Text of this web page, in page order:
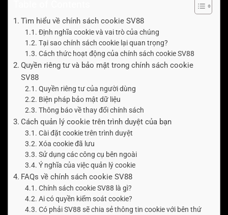
Tìm hiểu về chính sách cookie SV88
Định nghĩa cookie và vai trò của chúng
Tại sao chính sách cookie lại quan trọng?
Cách thức hoạt động của chính sách cookie SV88
Quyền riêng tư và bảo mật trong chính sách cookie
SV88
Quyền riêng tư của người dùng
Biện pháp bảo mật dữ liệu
Thông báo về thay đổi chính sách
Cách quản lý cookie trên trình duyệt của bạn
Cài đặt cookie trên trình duyệt
Xóa cookie đã lưu
Sử dụng các công cụ bên ngoài
Ý nghĩa của việc quản lý cookie
FAQs về chính sách cookie SV88
Chính sách cookie SV88 là gì?
Ai có quyền kiểm soát cookie?
Có phải SV88 sẽ chia sẻ thông tin cookie với bên thứ